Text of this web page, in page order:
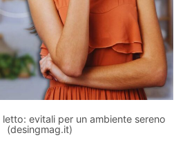
evitali per un ambiente sereno
(desingmag.it)